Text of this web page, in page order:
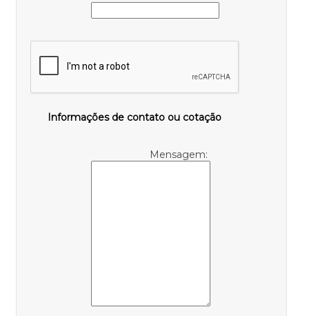
Informações de contato ou cotação
Mensagem: